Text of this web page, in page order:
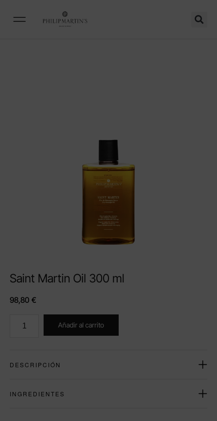
Saint Martin Oil 300 ml
98,80 €
Añadir al carrito
DESCRIPCIÓN
INGREDIENTES